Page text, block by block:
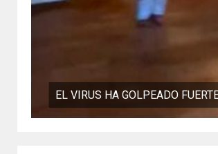
EL VIRUS HA GOLPEADO